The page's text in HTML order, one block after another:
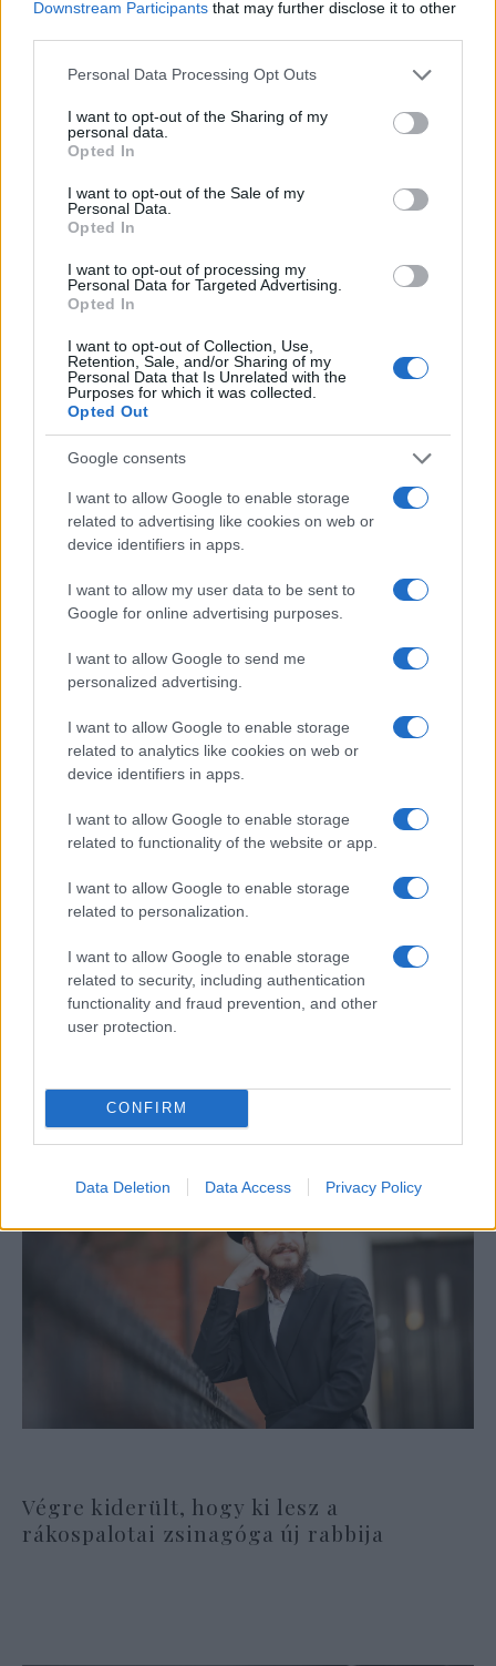
Downstream Participants that may further disclose it to other
Please note that this website/app uses one or more Google
not limited to your visit or usage behaviour. You may click to
grant or deny consent to Google and its third-party tags to
use your data for below specified purposes in below Google
consent section.
Personal Data Processing Opt Outs
I want to opt-out of the Sharing of my
personal data.
Opted In
I want to opt-out of the Sale of my
Personal Data.
Opted In
I want to opt-out of processing my
Personal Data for Targeted Advertising.
Opted In
I want to opt-out of Collection, Use,
Retention, Sale, and/or Sharing of my
Personal Data that Is Unrelated with the
Purposes for which it was collected.
Opted Out
Google consents
I want to allow Google to enable storage
related to advertising like cookies on web or
device identifiers in apps.
I want to allow my user data to be sent to
Google for online advertising purposes.
I want to allow Google to send me
personalized advertising.
I want to allow Google to enable storage
related to analytics like cookies on web or
device identifiers in apps.
I want to allow Google to enable storage
related to functionality of the website or app.
I want to allow Google to enable storage
related to personalization.
I want to allow Google to enable storage
related to security, including authentication
functionality and fraud prevention, and other
user protection.
CONFIRM
Data Deletion Data Access Privacy Policy
Tekintve, hogy az utóbbi időben a Mazsihisz
Facebook-oldalán többször is prominens
helyen szerepeltek a megvádolt rabbik,
Schwajda taktikája valószínűleg úgy
foglalható össze, hogy
„nincs itt semmi látnivaló”
Danks és Schwajda LinkedIn profiljain
egyébként semmi nyoma a változásnak, igaz,
Danks eleve már azt sem tüntette fel, hogy
valaha egyáltalán a Mazsihisznek dolgozott.
Vezető izraeli lap számol be a
Mazsihisz egyes rabbijanak „kínos”
ügyeiről
7 dolog, amit nem tudott a sóletről
Végre kiderült, hogy ki lesz a
rákospalotai zsinagóga új rabbija